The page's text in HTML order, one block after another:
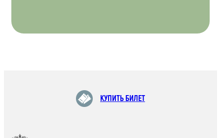
КУПИТЬ БИЛЕТ